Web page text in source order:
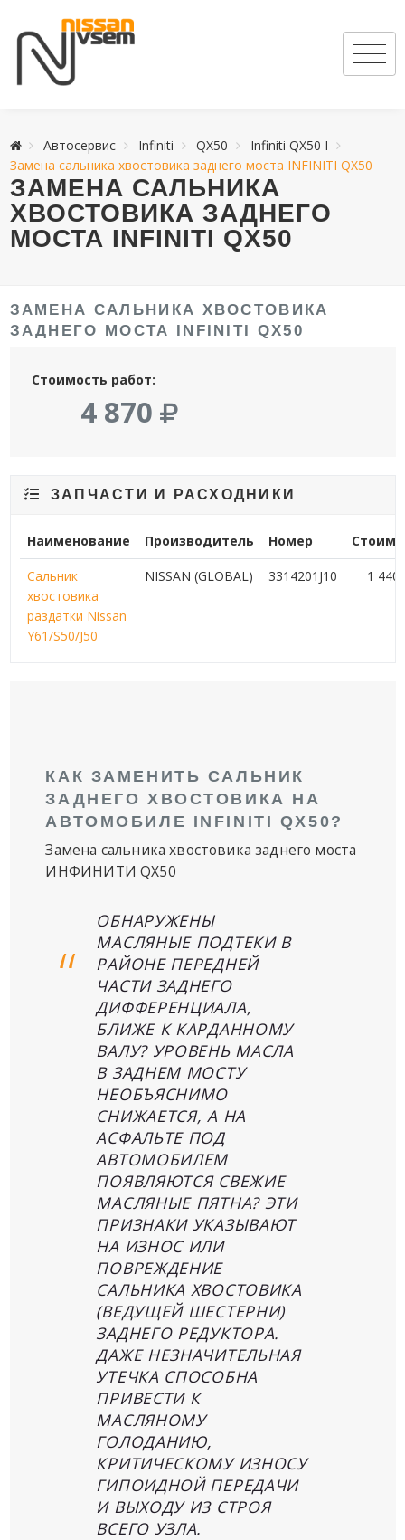
Автосервис Infiniti QX50
Infiniti QX50 I
Замена сальника хвостовика заднего моста INFINITI QX50
ЗАМЕНА САЛЬНИКА
ХВОСТОВИКА ЗАДНЕГО
МОСТА INFINITI QX50
ЗАМЕНА САЛЬНИКА ХВОСТОВИКА
ЗАДНЕГО МОСТА INFINITI QX50
Стоимость работ:
4 870
ЗАПЧАСТИ И РАСХОДНИКИ
Наименование Производитель Номер
Сальник
хвостовика
раздатки Nissan
Y61/S50/J50
NISSAN (GLOBAL) 3314201J10 1 440
КАК ЗАМЕНИТЬ САЛЬНИК
ЗАДНЕГО ХВОСТОВИКА НА
АВТОМОБИЛЕ INFINITI QX50?
Замена сальника хвостовика заднего моста
ИНФИНИТИ QX50
ОБНАРУЖЕНЫ
МАСЛЯНЫЕ ПОДТЕКИ В
РАЙОНЕ ПЕРЕДНЕЙ
ЧАСТИ ЗАДНЕГО
ДИФФЕРЕНЦИАЛА,
БЛИЖЕ К КАРДАННОМУ
ВАЛУ? УРОВЕНЬ МАСЛА
В ЗАДНЕМ МОСТУ
НЕОБЪЯСНИМО
СНИЖАЕТСЯ, А НА
АСФАЛЬТЕ ПОД
АВТОМОБИЛЕМ
ПОЯВЛЯЮТСЯ СВЕЖИЕ
МАСЛЯНЫЕ ПЯТНА? ЭТИ
ПРИЗНАКИ УКАЗЫВАЮТ
НА ИЗНОС ИЛИ
ПОВРЕЖДЕНИЕ
САЛЬНИКА ХВОСТОВИКА
(ВЕДУЩЕЙ ШЕСТЕРНИ)
ЗАДНЕГО РЕДУКТОРА.
ДАЖЕ НЕЗНАЧИТЕЛЬНАЯ
УТЕЧКА СПОСОБНА
ПРИВЕСТИ К
МАСЛЯНОМУ
ГОЛОДАНИЮ,
КРИТИЧЕСКОМУ ИЗНОСУ
ГИПОИДНОЙ ПЕРЕДАЧИ
И ВЫХОДУ ИЗ СТРОЯ
ВСЕГО УЗЛА.